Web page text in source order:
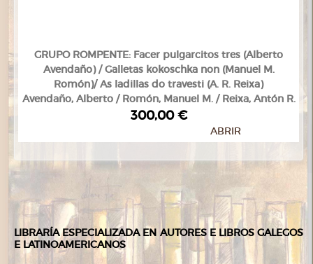
GRUPO ROMPENTE: Facer pulgarcitos tres (Alberto
Avendaño) / Galletas kokoschka non (Manuel M.
Romón)/ As ladillas do travesti (A. R. Reixa)
Avendaño, Alberto / Romón, Manuel M. / Reixa, Antón R.
300,00 €
ABRIR
LIBRARÍA ESPECIALIZADA EN AUTORES E LIBROS GALEGOS
E LATINOAMERICANOS